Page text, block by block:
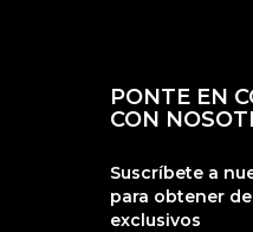
PONTE EN
CON
Suscríbete a
para obtener
exclusivos